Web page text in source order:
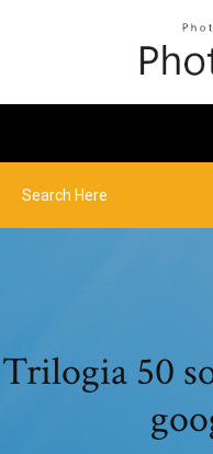
Trilogia 50